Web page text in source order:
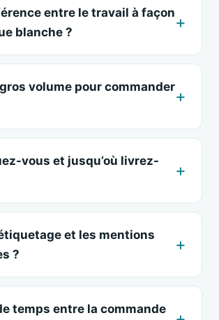
entre le travail à façon
blanche ?
volume pour commander
vous et jusqu’où livrez-
et les mentions
?
temps entre la commande